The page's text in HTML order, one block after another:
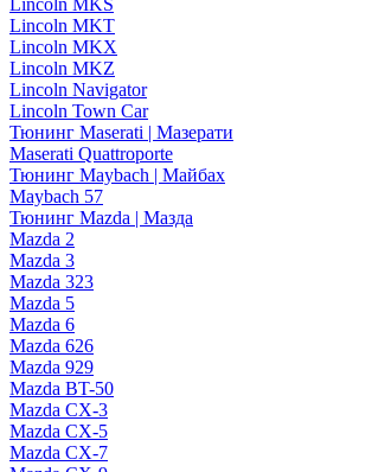
Lincoln MKS
Lincoln MKT
Lincoln MKX
Lincoln MKZ
Lincoln Navigator
Lincoln Town Car
Тюнинг Maserati | Мазерати
Maserati Quattroporte
Тюнинг Maybach | Майбах
Maybach 57
Тюнинг Mazda | Мазда
Mazda 2
Mazda 3
Mazda 323
Mazda 5
Mazda 6
Mazda 626
Mazda 929
Mazda BT-50
Mazda CX-3
Mazda CX-5
Mazda CX-7